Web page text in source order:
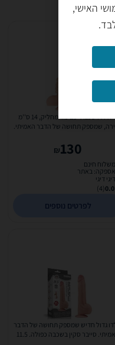
דילדו דו שכבתי עם עור מחליק, 14 ס''מ
שמספק תחושה של הדבר האמיתי.
130
₪
משלוח חינם
אספקה: באתר
דיגי
0.0
(4)
לפרטים נוספים
גדול חדיש שמספק תחושה של הדבר
האמיתי. סייבר סקין בשכבה כפולה. 11.5
האישי,